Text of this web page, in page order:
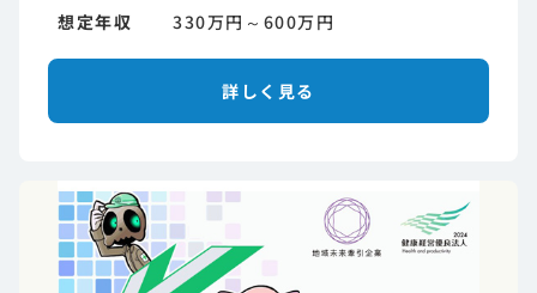
想定年収
330万円～600万円
詳しく見る